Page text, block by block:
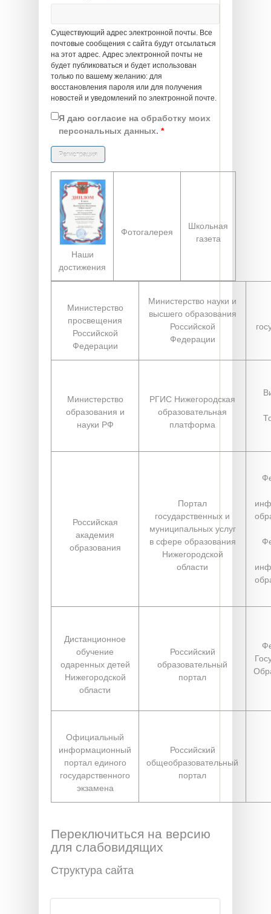
Существующий адрес электронной почты. Все
почтовые сообщения с сайта будут отсылаться
на этот адрес. Адрес электронной почты не
будет публиковаться и будет использован
только по вашему желанию: для
восстановления пароля или для получения
новостей и уведомлений по электронной почте.
Я даю согласие на обработку моих
персональных данных. *
Наши
достижения
Фотогалерея
Школьная
газета
Министерство
просвещения
Российской
Федерации
Министерство науки и
высшего образования
Российской
Федерации
Министерство
образования и
науки РФ
РГИС Нижегородская
образовательная
платформа
Российская
академия
образования
Портал
государственных и
муниципальных услуг
в сфере образования
Нижегородской
области
Дистанционное
обучение
одаренных детей
Нижегородской
области
Российский
образовательный
портал
Официальный
информационный
портал единого
государственного
экзамена
Российский
общеобразовательный
портал
Переключиться на версию
для слабовидящих
Структура сайта
Поиск